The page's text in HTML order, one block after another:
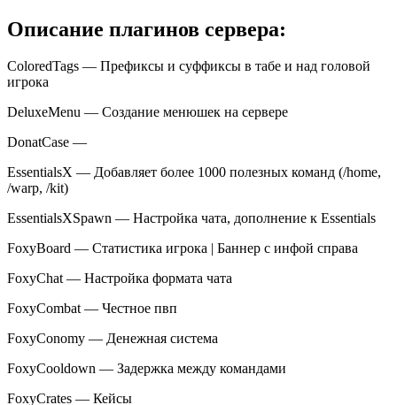
Описание плагинов сервера:
ColoredTags — Префиксы и суффиксы в табе и над головой
игрока
DeluxeMenu — Создание менюшек на сервере
DonatCase —
EssentialsX — Добавляет более 1000 полезных команд (/home,
/warp, /kit)
EssentialsXSpawn — Настройка чата, дополнение к Essentials
FoxyBoard — Статистика игрока | Баннер с инфой справа
FoxyChat — Настройка формата чата
FoxyCombat — Честное пвп
FoxyConomy — Денежная система
FoxyCooldown — Задержка между командами
FoxyCrates — Кейсы